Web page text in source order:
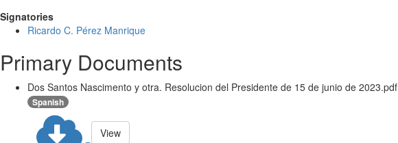
Signatories
Ricardo C. Pérez Manrique
Primary Documents
Dos Santos Nascimento y otra. Resolucion del Presidente de 15 de junio de 2023.pdf
Spanish
View